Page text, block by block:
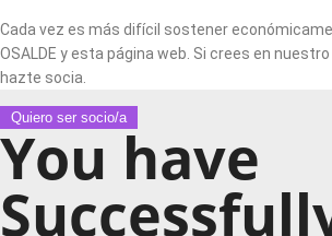
Cada vez es más difícil sostener
OSALDE y esta página web. Si crees en
hazte socia.
Quiero ser socio/a
You have